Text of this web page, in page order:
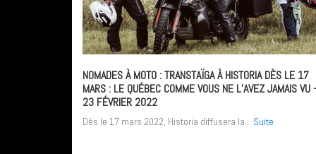
NOMADES À MOTO : TRANSTAÏGA À HISTORIA DÈS LE 17
MARS : LE QUÉBEC COMME VOUS NE L’AVEZ JAMAIS VU-
23 FÉVRIER 2022
Dès le 17 mars 2022, Historia diffusera la... Suite